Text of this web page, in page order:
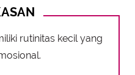
rutinitas kecil yang